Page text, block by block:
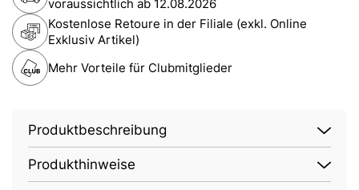
voraussichtlich ab 12.08.2026
Kostenlose Retoure in der Filiale (exkl. Online
Exklusiv Artikel)
Mehr Vorteile für Clubmitglieder
Produktbeschreibung
Produkthinweise